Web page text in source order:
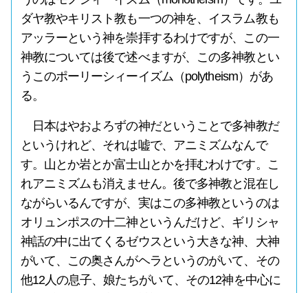
ダヤ教やキリスト教も一つの神を、イスラム教も
アッラーという神を崇拝するわけですが、この一
神教については後で述べますが、この多神教とい
うこのポーリーシィーイズム（polytheism）があ
る。
日本はやおよろずの神だということで多神教だ
というけれど、それは嘘で、アニミズムなんで
す。山とか岩とか富士山とかを拝むわけです。こ
れアニミズムも消えません。後で多神教と混在し
ながらいるんですが、実はこの多神教というのは
オリュンポスの十二神というんだけど、ギリシャ
神話の中に出てくるゼウスという大きな神、大神
がいて、この奥さんがヘラというのがいて、その
他12人の息子、娘たちがいて、その12神を中心に